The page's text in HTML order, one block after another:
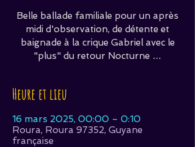
Belle ballade familiale pour un après
midi d'observation, de détente et
baignade à la crique Gabriel avec le
"plus" du retour Nocturne …
Heure et lieu
16 mars 2025, 00:00 – 0:10
Roura, Roura 97352, Guyane
française